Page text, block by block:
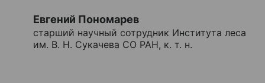
Евгений Пономарев
старший научный сотрудник Института леса
им. В. Н. Сукачева СО РАН, к. т. н.